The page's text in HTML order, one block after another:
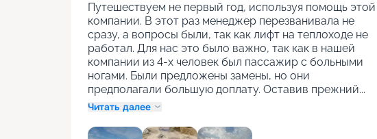
Путешествуем не первый год, используя помощь этой
компании. В этот раз менеджер перезванивала не
сразу, а вопросы были, так как лифт на теплоходе не
работал. Для нас это было важно, так как в нашей
компании из 4-х человек был пассажир с больными
ногами. Были предложены замены, но они
предполагали большую доплату. Оставив прежний...
Читать далее